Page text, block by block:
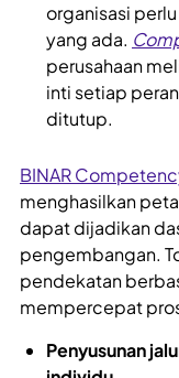
organisasi
yang ada.
perusahaan
inti setiap
ditutup.
BINAR
menghasilkan
dapat dijadikan
pengembangan.
pendekatan
mempercepat
Penyusunan